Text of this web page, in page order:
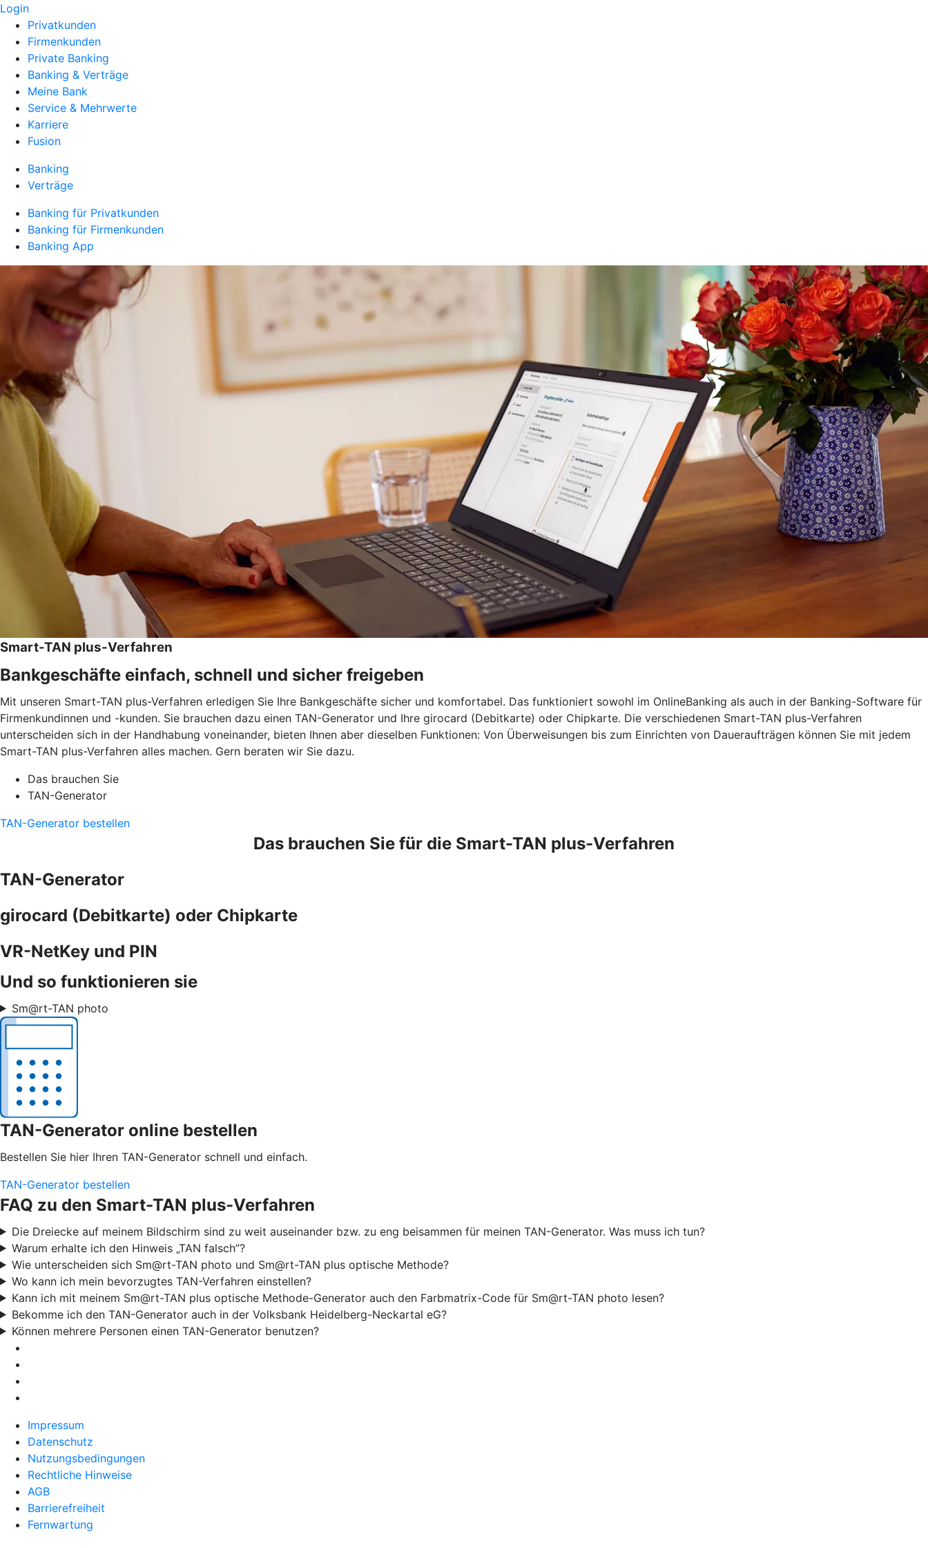
Login
Privatkunden
Firmenkunden
Private Banking
Banking & Verträge
Meine Bank
Service & Mehrwerte
Karriere
Fusion
Banking
Verträge
Banking für Privatkunden
Banking für Firmenkunden
Banking App
Smart-TAN plus-Verfahren
Bankgeschäfte einfach, schnell und sicher freigeben
Mit unseren Smart-TAN plus-Verfahren erledigen Sie Ihre Bankgeschäfte sicher und komfortabel. Das funktioniert sowohl im OnlineBanking als auch in der Banking-Software für
Firmenkundinnen und -kunden. Sie brauchen dazu einen TAN-Generator und Ihre girocard (Debitkarte) oder Chipkarte. Die verschiedenen Smart-TAN plus-Verfahren
unterscheiden sich in der Handhabung voneinander, bieten Ihnen aber dieselben Funktionen: Von Überweisungen bis zum Einrichten von Daueraufträgen können Sie mit jedem
Smart-TAN plus-Verfahren alles machen. Gern beraten wir Sie dazu.
Das brauchen Sie
TAN-Generator
TAN-Generator bestellen
Das brauchen Sie für die Smart-TAN plus-Verfahren
TAN-Generator
girocard (Debitkarte) oder Chipkarte
VR-NetKey und PIN
Und so funktionieren sie
Sm@rt-TAN photo
TAN-Generator online bestellen
Bestellen Sie hier Ihren TAN-Generator schnell und einfach.
TAN-Generator bestellen
FAQ zu den Smart-TAN plus-Verfahren
Die Dreiecke auf meinem Bildschirm sind zu weit auseinander bzw. zu eng beisammen für meinen TAN-Generator. Was muss ich tun?
Warum erhalte ich den Hinweis „TAN falsch”?
Wie unterscheiden sich Sm@rt-TAN photo und Sm@rt-TAN plus optische Methode?
Wo kann ich mein bevorzugtes TAN-Verfahren einstellen?
Kann ich mit meinem Sm@rt-TAN plus optische Methode-Generator auch den Farbmatrix-Code für Sm@rt-TAN photo lesen?
Bekomme ich den TAN-Generator auch in der Volksbank Heidelberg-Neckartal eG?
Können mehrere Personen einen TAN-Generator benutzen?
Impressum
Datenschutz
Nutzungsbedingungen
Rechtliche Hinweise
AGB
Barrierefreiheit
Fernwartung